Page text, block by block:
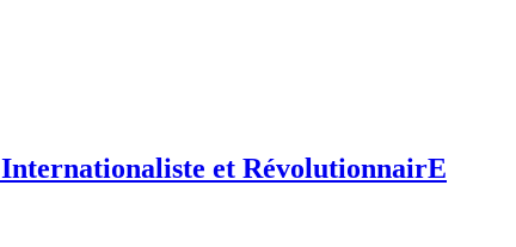
Internationaliste et RévolutionnairE